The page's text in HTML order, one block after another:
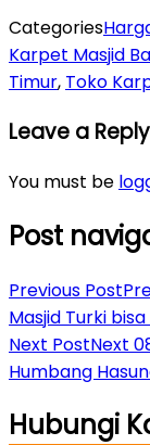
Categories
Karpet Masjid
Timur, Toko
Leave a Reply
You must be
Post
Previous Post
Masjid Turki
Next PostNext
Humbang
Hubungi